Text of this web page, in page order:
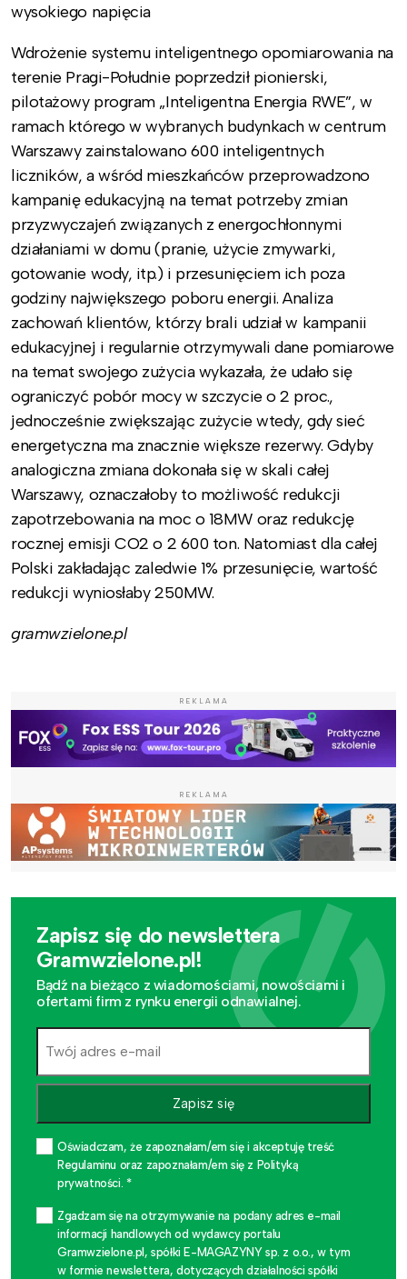
wysokiego napięcia
Wdrożenie systemu inteligentnego opomiarowania na
terenie Pragi-Południe poprzedził pionierski,
pilotażowy program „Inteligentna Energia RWE”, w
ramach którego w wybranych budynkach w centrum
Warszawy zainstalowano 600 inteligentnych
liczników, a wśród mieszkańców przeprowadzono
kampanię edukacyjną na temat potrzeby zmian
przyzwyczajeń związanych z energochłonnymi
działaniami w domu (pranie, użycie zmywarki,
gotowanie wody, itp.) i przesunięciem ich poza
godziny największego poboru energii. Analiza
zachowań klientów, którzy brali udział w kampanii
edukacyjnej i regularnie otrzymywali dane pomiarowe
na temat swojego zużycia wykazała, że udało się
ograniczyć pobór mocy w szczycie o 2 proc.,
jednocześnie zwiększając zużycie wtedy, gdy sieć
energetyczna ma znacznie większe rezerwy. Gdyby
analogiczna zmiana dokonała się w skali całej
Warszawy, oznaczałoby to możliwość redukcji
zapotrzebowania na moc o 18MW oraz redukcję
rocznej emisji CO2 o 2 600 ton. Natomiast dla całej
Polski zakładając zaledwie 1% przesunięcie, wartość
redukcji wyniosłaby 250MW.
gramwzielone.pl
REKLAMA
REKLAMA
Zapisz się do newslettera
Gramwzielone.pl!
Bądź na bieżąco z wiadomościami, nowościami i
ofertami firm z rynku energii odnawialnej.
Zapisz się
Oświadczam, że zapoznałam/em się i akceptuję treść
Regulaminu oraz zapoznałam/em się z Polityką
prywatności. *
Zgadzam się na otrzymywanie na podany adres e-mail
informacji handlowych od wydawcy portalu
Gramwzielone.pl, spółki E-MAGAZYNY sp. z o.o., w tym
w formie newslettera, dotyczących działalności spółki